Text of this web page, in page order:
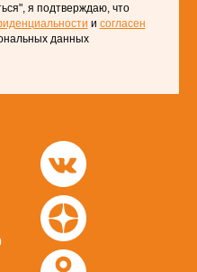
я подтверждаю, что
и согласен
данных